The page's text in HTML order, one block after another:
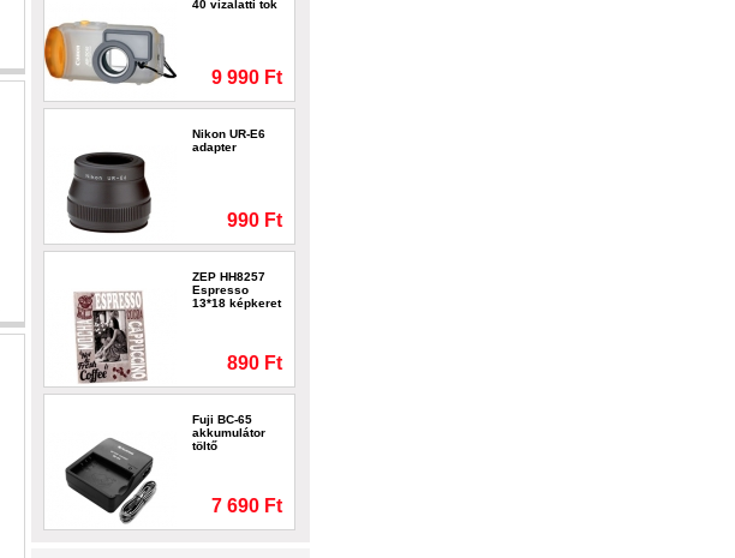
40 vízalatti tok
9 990 Ft
Nikon UR-E6
adapter
990 Ft
ZEP HH8257
Espresso
13*18 képkeret
890 Ft
Fuji BC-65
akkumulátor
töltő
7 690 Ft